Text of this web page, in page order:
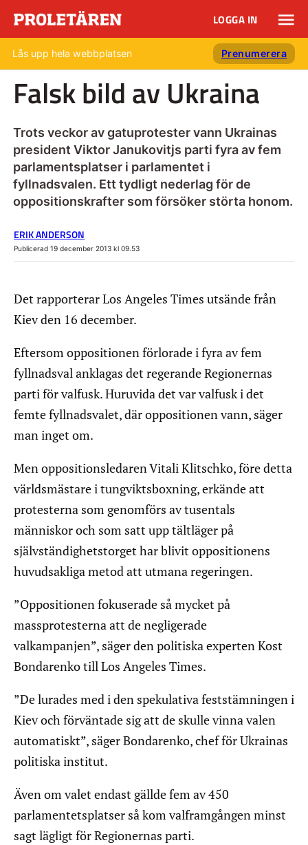
LOGGA IN
Lås upp hela webbplatsen Prenumerera
Falsk bild av Ukraina
Trots veckor av gatuprotester vann Ukrainas
president Viktor Janukovitjs parti fyra av fem
parlamentsplatser i parlamentet i
fyllnadsvalen. Ett tydligt nederlag för de
oppositionskrafter som försöker störta honom.
ERIK ANDERSON
Publicerad 19 december 2013 kl 09.53
Det rapporterar Los Angeles Times utsände från
Kiev den 16 december.
Eftersom oppositionen förlorade i fyra av fem
fyllnadsval anklagas det regerande Regionernas
parti för valfusk. Huruvida det var valfusk i det
femte fyllnadsvalet, där oppositionen vann, säger
man inget om.
Men oppositionsledaren Vitali Klitschko, före detta
världsmästare i tungviktsboxning, erkände att
protesterna som genomförs av tusentals
människor och som satt upp tältläger på
självständighetstorget har blivit oppositionens
huvudsakliga metod att utmana regeringen.
”Oppositionen fokuserade så mycket på
massprotesterna att de negligerade
valkampanjen”, säger den politiska experten Kost
Bondarenko till Los Angeles Times.
”De lurades med i den spekulativa feststämningen i
Kiev och förväntade sig att de skulle vinna valen
automatiskt”, säger Bondarenko, chef för Ukrainas
politiska institut.
Även om valet endast gällde fem av 450
parlamentetsplatser så kom valframgången minst
sagt lägligt för Regionernas parti.